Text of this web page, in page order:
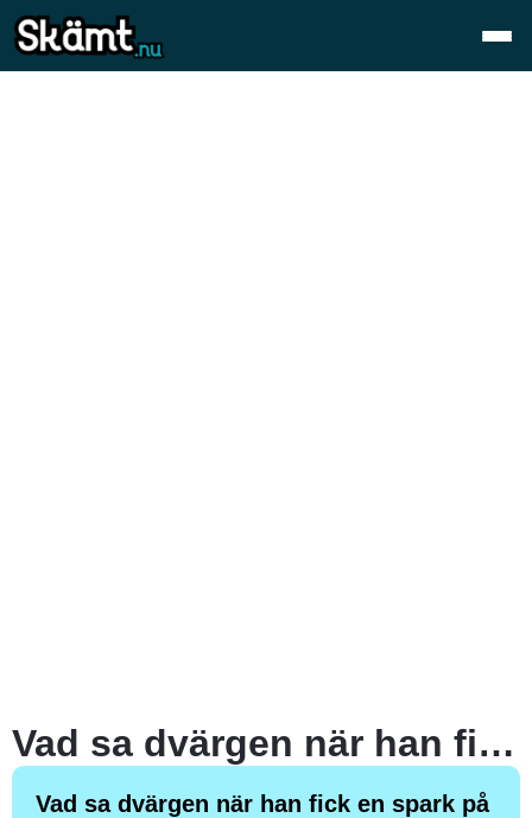
Vad sa dvärgen när han fick en spark på pungen?
Vad sa dvärgen när han fick en spark på